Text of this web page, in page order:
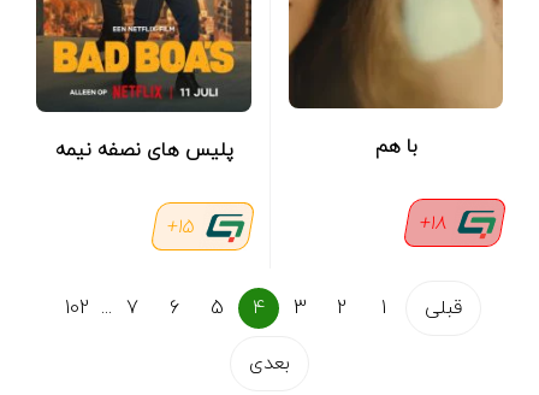
با هم
18+
پلیس های نصفه نیمه
15+
قبلی 1
2
3
4
5
6
7
...
102
بعدی